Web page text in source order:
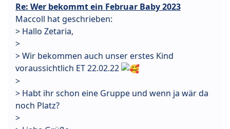
Re: Wer bekommt ein Februar Baby 2023
Maccoll hat geschrieben:
> Hallo Zetaria,
>
> Wir bekommen auch unser erstes Kind
voraussichtlich ET 22.02.22
>
> Habt ihr schon eine Gruppe und wenn ja wär da
noch Platz?
>